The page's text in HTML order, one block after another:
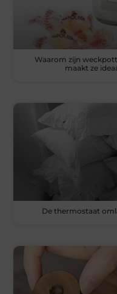
Waarom zijn
maakt ze
De thermostaat